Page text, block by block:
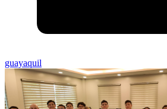
guayaquil